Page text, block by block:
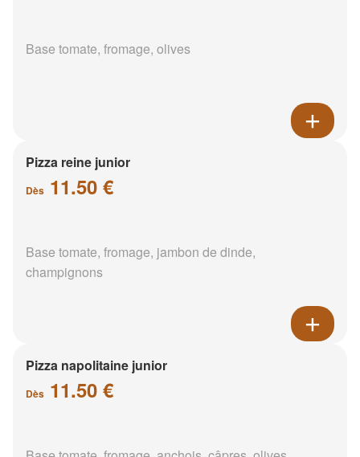
Base tomate, fromage, olives
Pizza reine junior
Dès 11.50 €
Base tomate, fromage, jambon de dinde,
champignons
Pizza napolitaine junior
Dès 11.50 €